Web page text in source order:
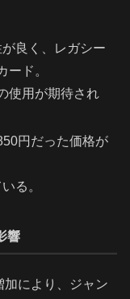
良く、レガシー
ード。
使用が期待され
円だった価格が
る。
響
加により、ジャン